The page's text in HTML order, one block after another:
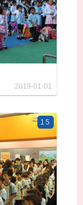
2019-01-01
15